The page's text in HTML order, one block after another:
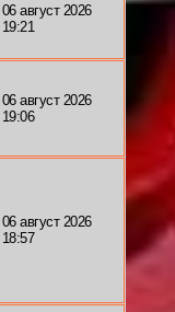
06 август 2026
19:21
06 август 2026
19:06
06 август 2026
18:57